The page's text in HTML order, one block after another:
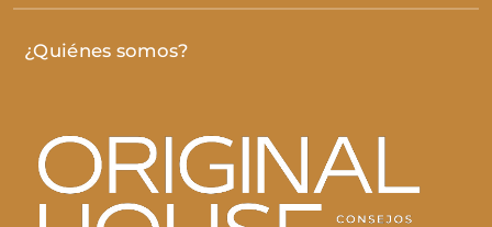
¿Quiénes somos?